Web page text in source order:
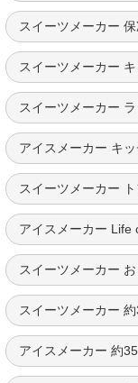
スイーツメーカー
スイーツメーカー
スイーツメーカー
アイスメーカー キ
スイーツメーカー
アイスメーカー Life
スイーツメーカー
スイーツメーカー
アイスメーカー 約